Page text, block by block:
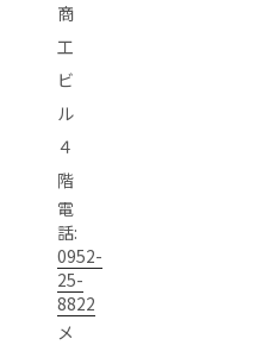
商
工
ビ
ル
４
階
電
話:
0952-
25-
8822
メ